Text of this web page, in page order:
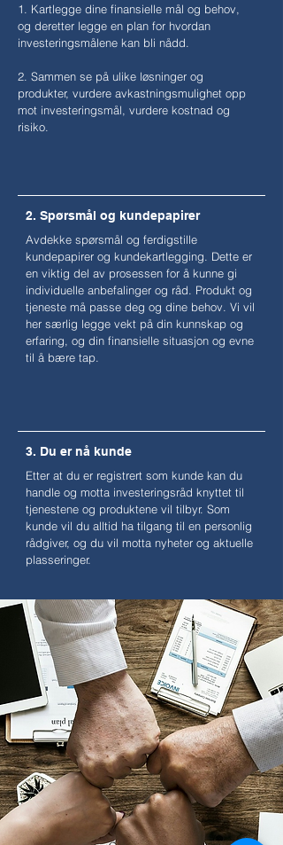
1. Kartlegge dine finansielle mål og behov,
og deretter legge en plan for hvordan
investeringsmålene kan bli nådd.
2. Sammen se på ulike løsninger og
produkter, vurdere avkastningsmulighet opp
mot investeringsmål, vurdere kostnad og
risiko.
2. Spørsmål og kundepapirer
Avdekke spørsmål og ferdigstille
kundepapirer og kundekartlegging. Dette er
en viktig del av prosessen for å kunne gi
individuelle anbefalinger og råd. Produkt og
tjeneste må passe deg og dine behov. Vi vil
her særlig legge vekt på din kunnskap og
erfaring, og din finansielle situasjon og evne
til å bære tap.
3. Du er nå kunde
Etter at du er registrert som kunde kan du
handle og motta investeringsråd knyttet til
tjenestene og produktene vil tilbyr. Som
kunde vil du alltid ha tilgang til en personlig
rådgiver, og du vil motta nyheter og aktuelle
plasseringer.